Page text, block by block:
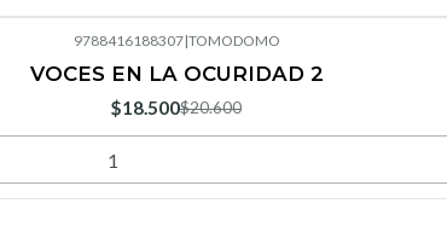
9788416188307|TOMODOMO
VOCES EN LA OCURIDAD 2
$18.500$20.600